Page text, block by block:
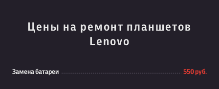
Цены на ремонт планшетов
Lenovo
Замена батареи 550 руб.